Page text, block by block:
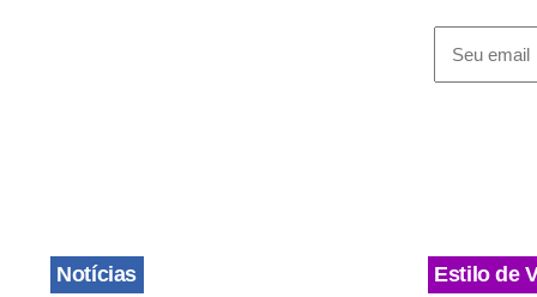
“Eu tenho
Notícias Estilo de